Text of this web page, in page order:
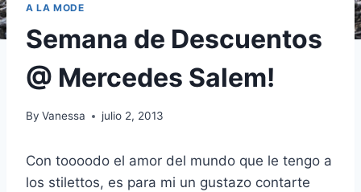
A LA MODE
Semana de Descuentos
@ Mercedes Salem!
By Vanessa julio 2, 2013
Con toooodo el amor del mundo que le tengo a
los stilettos, es para mi un gustazo contarte